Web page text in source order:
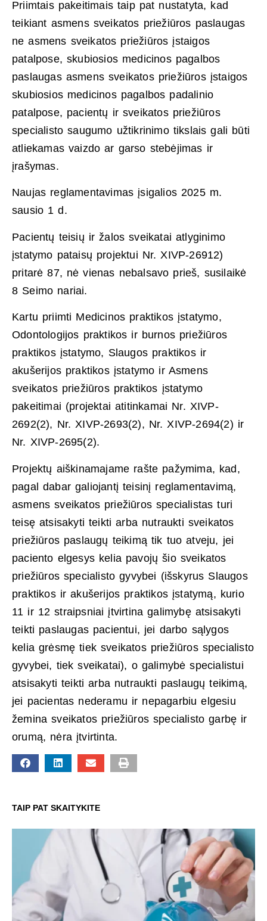
Priimtais pakeitimais taip pat nustatyta, kad
teikiant asmens sveikatos priežiūros paslaugas
ne asmens sveikatos priežiūros įstaigos
patalpose, skubiosios medicinos pagalbos
paslaugas asmens sveikatos priežiūros įstaigos
skubiosios medicinos pagalbos padalinio
patalpose, pacientų ir sveikatos priežiūros
specialisto saugumo užtikrinimo tikslais gali būti
atliekamas vaizdo ar garso stebėjimas ir
įrašymas.
Naujas reglamentavimas įsigalios 2025 m.
sausio 1 d.
Pacientų teisių ir žalos sveikatai atlyginimo
įstatymo pataisų projektui Nr. XIVP-26912)
pritarė 87, nė vienas nebalsavo prieš, susilaikė
8 Seimo nariai.
Kartu priimti Medicinos praktikos įstatymo,
Odontologijos praktikos ir burnos priežiūros
praktikos įstatymo, Slaugos praktikos ir
akušerijos praktikos įstatymo ir Asmens
sveikatos priežiūros praktikos įstatymo
pakeitimai (projektai atitinkamai Nr. XIVP-
2692(2), Nr. XIVP-2693(2), Nr. XIVP-2694(2) ir
Nr. XIVP-2695(2).
Projektų aiškinamajame rašte pažymima, kad,
pagal dabar galiojantį teisinį reglamentavimą,
asmens sveikatos priežiūros specialistas turi
teisę atsisakyti teikti arba nutraukti sveikatos
priežiūros paslaugų teikimą tik tuo atveju, jei
paciento elgesys kelia pavojų šio sveikatos
priežiūros specialisto gyvybei (išskyrus Slaugos
praktikos ir akušerijos praktikos įstatymą, kurio
11 ir 12 straipsniai įtvirtina galimybę atsisakyti
teikti paslaugas pacientui, jei darbo sąlygos
kelia grėsmę tiek sveikatos priežiūros specialisto
gyvybei, tiek sveikatai), o galimybė specialistui
atsisakyti teikti arba nutraukti paslaugų teikimą,
jei pacientas nederamu ir nepagarbiu elgesiu
žemina sveikatos priežiūros specialisto garbę ir
orumą, nėra įtvirtinta.
TAIP PAT SKAITYKITE